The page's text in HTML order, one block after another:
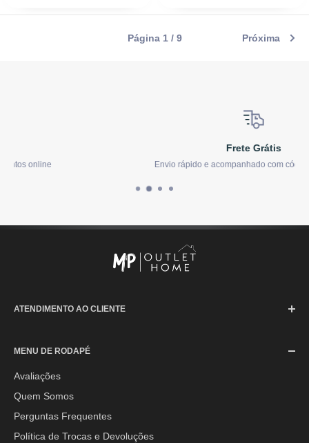
Página 1 / 9 Próxima
Envio rápido e acompanhado com código de rastreio
ATENDIMENTO AO CLIENTE
Segunda à Sexta-feira: 08h às 17h30min
Sábado: 08h às 12h
WhatsApp:
(44) 9 8856-3798
MENU DE RODAPÉ
Avaliações
Quem Somos
Perguntas Frequentes
Política de Trocas e Devoluções